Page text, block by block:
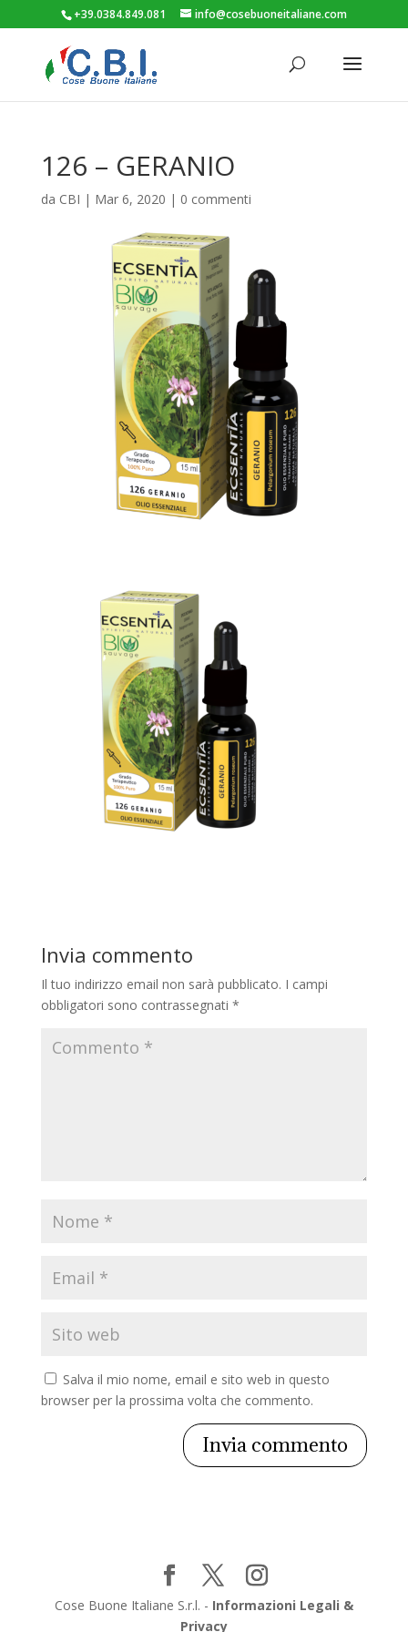
+39.0384.849.081 info@cosebuoneitaliane.com
126 – GERANIO
da CBI | Mar 6, 2020 | 0 commenti
Invia commento
Il tuo indirizzo email non sarà pubblicato. I campi
obbligatori sono contrassegnati *
Salva il mio nome, email e sito web in questo
browser per la prossima volta che commento.
Cose Buone Italiane S.r.l. - Informazioni Legali &
Privacy